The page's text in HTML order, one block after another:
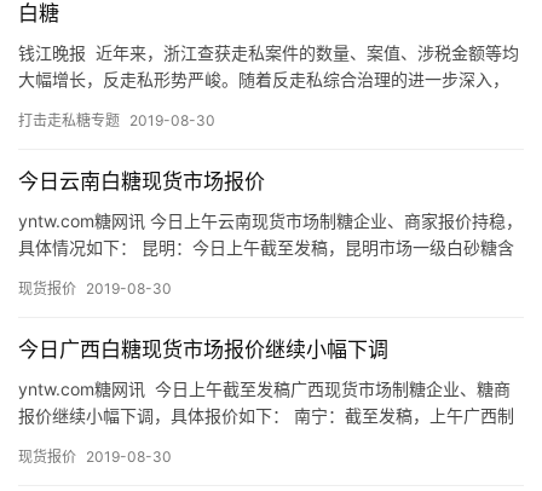
首
页
云
糖
网
白糖
钱江晚报 近年来，浙江查获走私案件的数量、案值、涉税金额等均
大幅增长，反走私形势严峻。随着反走私综合治理的进一步深入，
如…
打击走私糖专题 2019-08-30
今日云南白糖现货市场报价
yntw.com糖网讯 今日上午云南现货市场制糖企业、商家报价持稳，
具体情况如下： 昆明：今日上午截至发稿，昆明市场一级白砂糖含
现货报价 2019-08-30
今日广西白糖现货市场报价继续小幅下调
yntw.com糖网讯 今日上午截至发稿广西现货市场制糖企业、糖商
报价继续小幅下调，具体报价如下： 南宁：截至发稿，上午广西制
现货报价 2019-08-30